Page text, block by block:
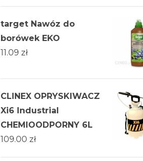
target Nawóz do
borówek EKO
11.09 zł
CLINEX OPRYSKIWACZ
Xi6 Industrial
CHEMIOODPORNY 6L
109.00 zł